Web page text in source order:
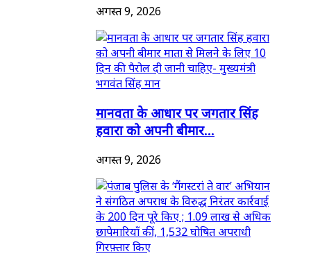
अगस्त 9, 2026
मानवता के आधार पर जगतार सिंह
हवारा को अपनी बीमार...
अगस्त 9, 2026